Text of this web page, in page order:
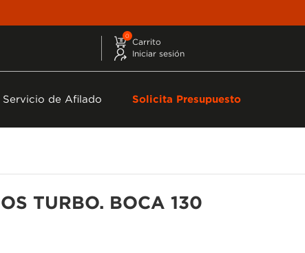
0
Carrito
Iniciar sesión
Servicio de Afilado Solicita Presupuesto
TURBO. BOCA 130